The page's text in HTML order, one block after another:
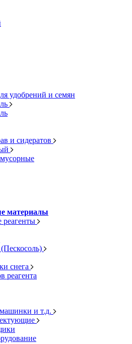
удобрений и семян
и сидератов
материалы
реагенты
снега
реагента
и т.д.